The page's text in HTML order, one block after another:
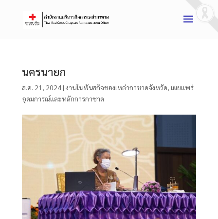
นครนายก
ส.ค. 21, 2024| งานในพันธกิจของเหล่ากาชาดจังหวัด, เผยแพร่
อุดมการณ์และหลักการกาชาด